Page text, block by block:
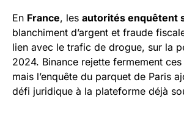
En France, les autorités enquêtent
blanchiment d’argent et fraude
lien avec le trafic de drogue, sur la
2024. Binance rejette fermement
mais l’enquête du parquet de Paris
défi juridique à la plateforme déjà